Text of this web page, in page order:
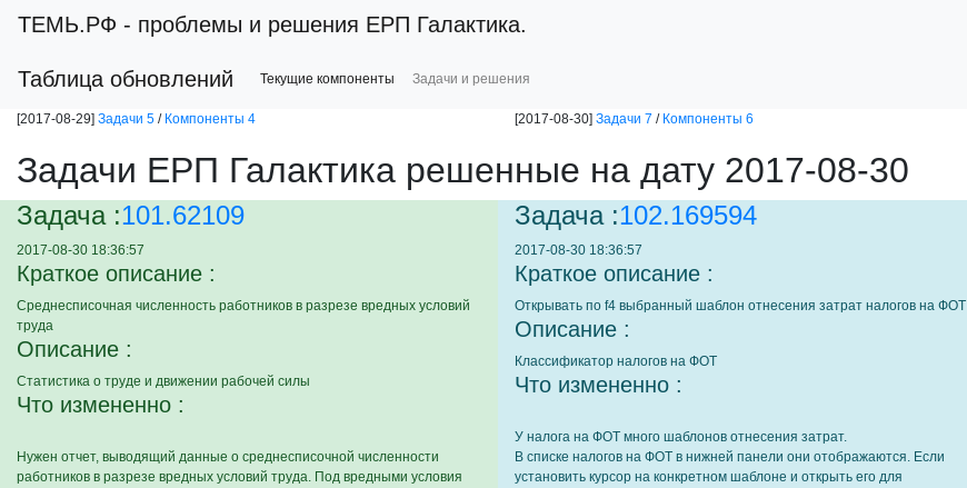
ТЕМЬ.РФ - проблемы и решения ЕРП Галактика.
Таблица обновлений Текущие компоненты Задачи и решения
[2017-08-29] Задачи 5 / Компоненты 4 [2017-08-30] Задачи 7 / Компоненты 6
Задачи ЕРП Галактика решенные на дату 2017-08-30
Задача :101.62109
2017-08-30 18:36:57
Краткое описание :
Среднесписочная численность работников в разрезе вредных условий
труда
Описание :
Статистика о труде и движении рабочей силы
Что измененно :
Нужен отчет, выводящий данные о среднесписочной численности
работников в разрезе вредных условий труда. Под вредными условия
Задача :102.169594
2017-08-30 18:36:57
Краткое описание :
Открывать по f4 выбранный шаблон отнесения затрат налогов на ФОТ
Описание :
Классификатор налогов на ФОТ
Что измененно :
У налога на ФОТ много шаблонов отнесения затрат.
В списке налогов на ФОТ в нижней панели они отображаются. Если
установить курсор на конкретном шаблоне и открыть его для